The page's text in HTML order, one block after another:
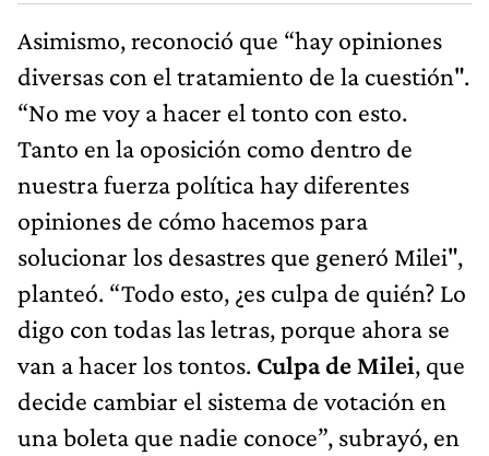
Asimismo, reconoció que “hay opiniones
diversas con el tratamiento de la cuestión".
“No me voy a hacer el tonto con esto.
Tanto en la oposición como dentro de
nuestra fuerza política hay diferentes
opiniones de cómo hacemos para
solucionar los desastres que generó Milei",
planteó. “Todo esto, ¿es culpa de quién? Lo
digo con todas las letras, porque ahora se
van a hacer los tontos. Culpa de Milei, que
decide cambiar el sistema de votación en
una boleta que nadie conoce”, subrayó, en